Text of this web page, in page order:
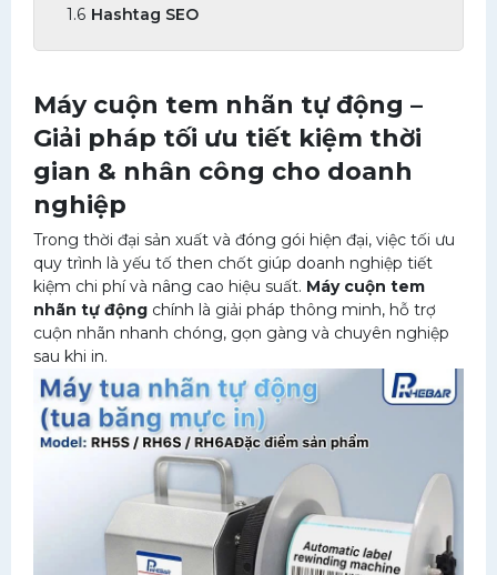
Hashtag SEO
Máy cuộn tem nhãn tự động –
Giải pháp tối ưu tiết kiệm thời
gian & nhân công cho doanh
nghiệp
Trong thời đại sản xuất và đóng gói hiện đại, việc tối ưu
quy trình là yếu tố then chốt giúp doanh nghiệp tiết
kiệm chi phí và nâng cao hiệu suất. Máy cuộn tem
nhãn tự động chính là giải pháp thông minh, hỗ trợ
cuộn nhãn nhanh chóng, gọn gàng và chuyên nghiệp
sau khi in.